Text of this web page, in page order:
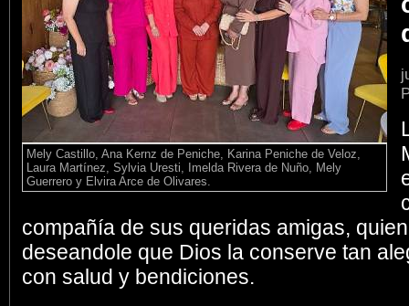
Mely Castillo, Ana Kernz de Peniche, Karina Peniche de Veloz,
Laura Martínez, Sylvia Uresti, Imelda Rivera de Nuño, Mely
Guerrero y Elvira Arce de Olivares.
compañía de sus queridas amigas,
deseandole que Dios la conserve tan
con salud y bendiciones.